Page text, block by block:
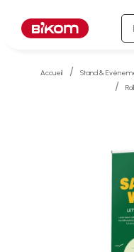
Accueil Stand &